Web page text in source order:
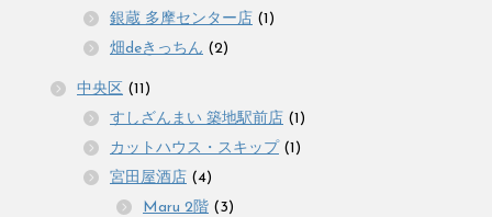
銀蔵 多摩センター店 (1)
畑deきっちん (2)
中央区 (11)
すしざんまい 築地駅前店 (1)
カットハウス・スキップ (1)
宮田屋酒店 (4)
Maru 2階 (3)